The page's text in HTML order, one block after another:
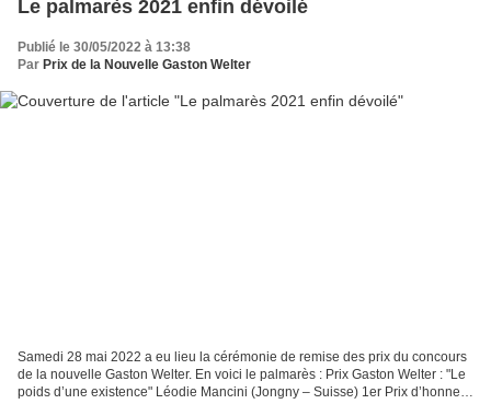
Le palmarès 2021 enfin dévoilé
Publié le 30/05/2022 à 13:38
Par Prix de la Nouvelle Gaston Welter
Samedi 28 mai 2022 a eu lieu la cérémonie de remise des prix du concours
de la nouvelle Gaston Welter. En voici le palmarès : Prix Gaston Welter : "Le
poids d’une existence" Léodie Mancini (Jongny – Suisse) 1er Prix d’honneur